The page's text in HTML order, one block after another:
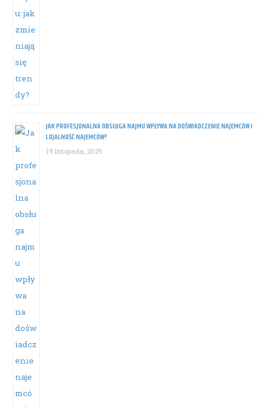
JAK PROFESJONALNA OBSŁUGA NAJMU WPŁYWA NA DOŚWIADCZENIE NAJEMCÓW I
LOJALNOŚĆ NAJEMCÓW?
19 listopada, 2025